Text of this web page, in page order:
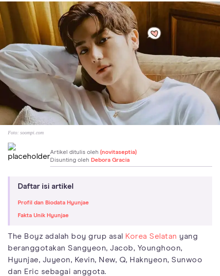
Foto: soompi.com
Artikel ditulis oleh (novitaseptia)
Disunting oleh Debora Gracia
Daftar isi artikel
Profil dan Biodata Hyunjae
Fakta Unik Hyunjae
The Boyz adalah boy grup asal Korea Selatan yang
beranggotakan Sangyeon, Jacob, Younghoon,
Hyunjae, Juyeon, Kevin, New, Q, Haknyeon, Sunwoo
dan Eric sebagai anggota.